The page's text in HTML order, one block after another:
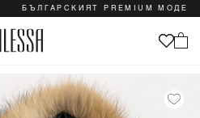
БЪЛГАРСКИЯТ PREMIUM МОДЕН